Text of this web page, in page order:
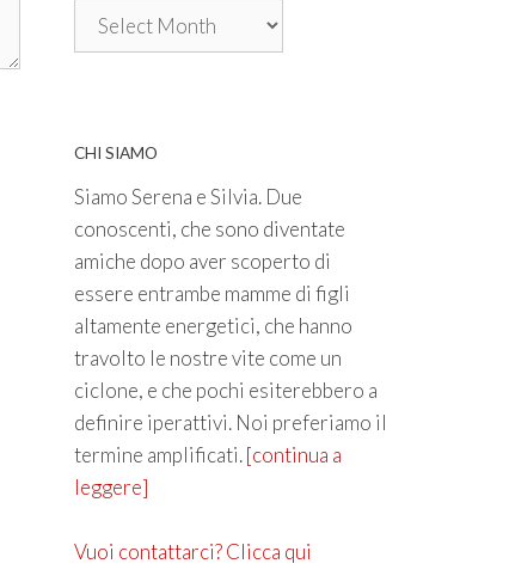
Archivio
CHI SIAMO
Siamo Serena e Silvia. Due
conoscenti, che sono diventate
amiche dopo aver scoperto di
essere entrambe mamme di figli
altamente energetici, che hanno
travolto le nostre vite come un
ciclone, e che pochi esiterebbero a
definire iperattivi. Noi preferiamo il
termine amplificati.[continua a
leggere]
Vuoi contattarci? Clicca qui